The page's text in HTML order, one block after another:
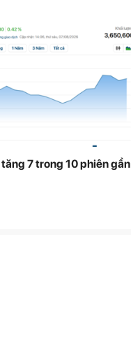
tăng 7 trong 10 phiên gần